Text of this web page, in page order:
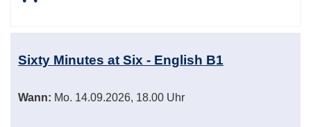
Sixty Minutes at Six - English B1
Wann: Mo. 14.09.2026, 18.00 Uhr